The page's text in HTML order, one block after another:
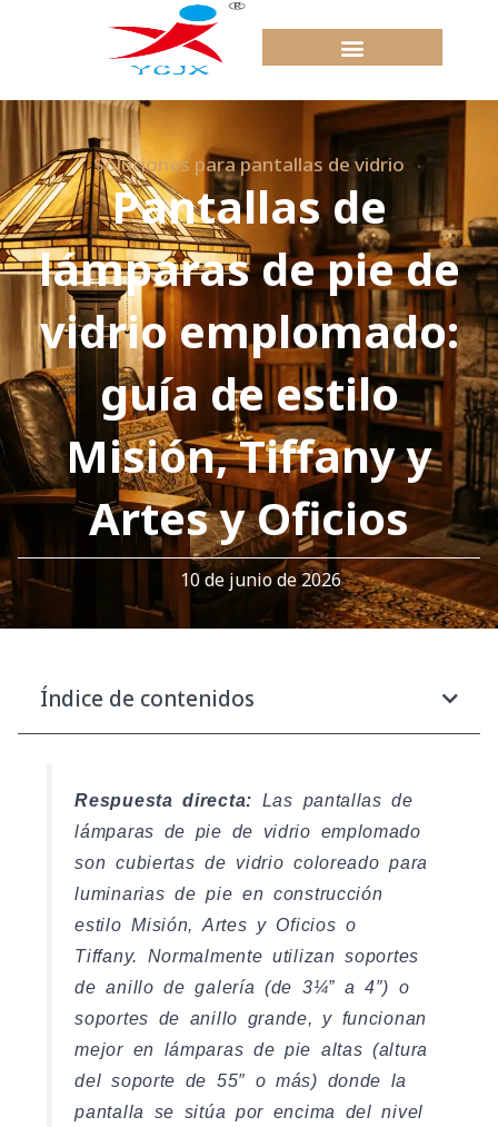
Soluciones para pantallas de vidrio
Pantallas de
lámparas de pie de
vidrio emplomado:
guía de estilo
Misión, Tiffany y
Artes y Oficios
10 de junio de 2026
Índice de contenidos
Respuesta directa: Las pantallas de
lámparas de pie de vidrio emplomado
son cubiertas de vidrio coloreado para
luminarias de pie en construcción
estilo Misión, Artes y Oficios o
Tiffany. Normalmente utilizan soportes
de anillo de galería (de 3¼” a 4″) o
soportes de anillo grande, y funcionan
mejor en lámparas de pie altas (altura
del soporte de 55″ o más) donde la
pantalla se sitúa por encima del nivel